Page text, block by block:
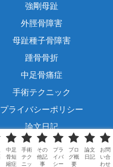
強剛母趾
外脛骨障害
母趾種子骨障害
踵骨骨折
中足骨痛症
手術テクニック
プライバシーポリシー
論文日記
Rights Reserved.
中足
骨短
縮症
手術
テク
ニッ
その
他記
事
プラ
イバ
シー
ブロ
グ概
要
論文
日記
お問
い合
わせ